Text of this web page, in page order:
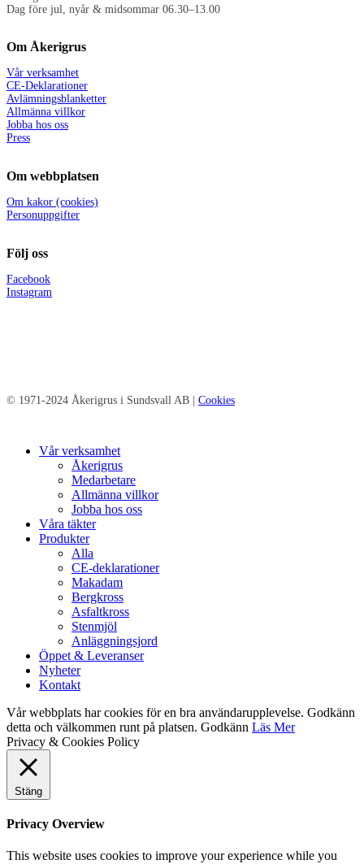
Dag före jul, nyår & midsommar 06.30–13.00
Om Åkerigrus
Vår verksamhet
CE-Deklarationer
Avlämningsblanketter
Allmänna villkor
Jobba hos oss
Press
Om webbplatsen
Om kakor (cookies)
Personuppgifter
Följ oss
Facebook
Instagram
© 1971-2024 Åkerigrus i Sundsvall AB | Cookies
Close
Vår verksamhet
Åkerigrus
Medarbetare
Allmänna villkor
Jobba hos oss
Våra täkter
Produkter
Alla
CE-deklarationer
Makadam
Bergkross
Asfaltkross
Stenmjöl
Anläggningsjord
Öppet & Leveranser
Nyheter
Kontakt
Vår webbplats har cookies för en bra användarupplevelse. Godkänn
detta och välkommen runt på platsen. Godkänn Läs Mer
Privacy & Cookies Policy
Stäng
Privacy Overview
This website uses cookies to improve your experience while you